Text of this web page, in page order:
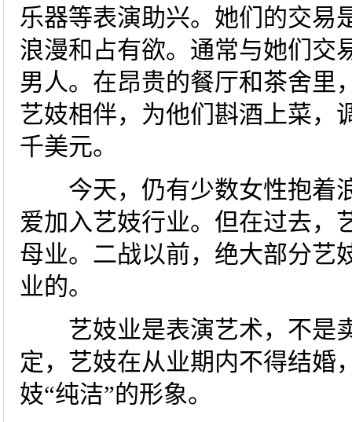
乐器等表演助兴。她们的交
浪漫和占有欲。通常与她们交
男人。在昂贵的餐厅和茶舍里
艺妓相伴，为他们斟酒上菜，
千美元。
今天，仍有少数女性抱着
爱加入艺妓行业。但在过去，
母业。二战以前，绝大部分艺
业的。
艺妓业是表演艺术，不是
定，艺妓在从业期内不得结婚
妓“纯洁”的形象。